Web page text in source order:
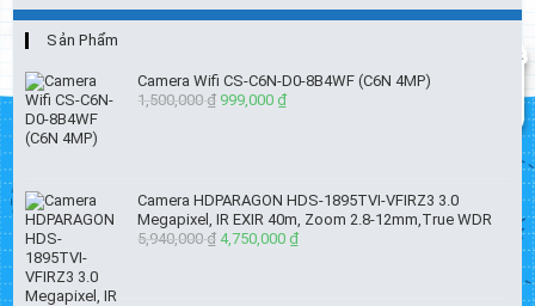
Sản Phẩm
Camera Wifi CS-C6N-D0-8B4WF (C6N 4MP)
1,500,000₫ Giá
999,000 ₫Giá
Camera HDPARAGON HDS-1895TVI-VFIRZ3 3.0
Megapixel, IR EXIR 40m, Zoom 2.8-12mm,True WDR
5,940,000₫ Giá
4,750,000 ₫Giá